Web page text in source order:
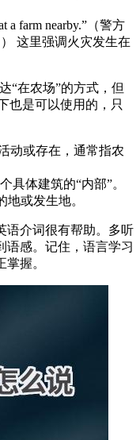
a farm nearby.”（警方
这里强调火灾发生在
“在农场”的方式，但
也是可以使用的，只
动或存在，通常指农
具体建筑的“内部”。
地或发生地。
语介词很有帮助。多听
语感。记住，语言学习
握。